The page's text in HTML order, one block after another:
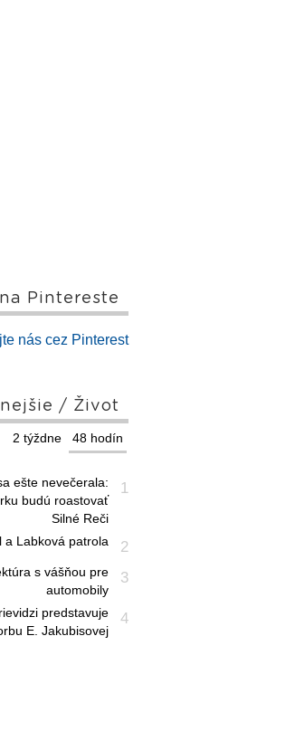
Pintereste
/ Život
48 hodín
2 týždne
1
ešte nevečerala:
budú roastovať
Silné Reči
2
a Labková patrola
3
s vášňou pre
automobily
4
predstavuje
E. Jakubisovej